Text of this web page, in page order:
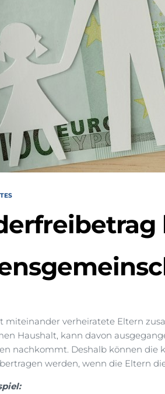
miteinander verheiratete Eltern
Haushalt, kann davon
nachkommt. Deshalb können
werden, wenn die Eltern